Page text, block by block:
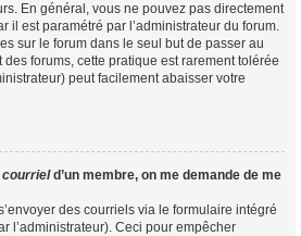
En général, vous ne pouvez pas directement
il est paramétré par l’administrateur du forum.
sur le forum dans le seul but de passer au
forums, cette pratique est rarement tolérée
peut facilement abaisser votre
courrield’un membre, on me demande de me
des courriels via le formulaire intégré
l’administrateur). Ceci pour empêcher